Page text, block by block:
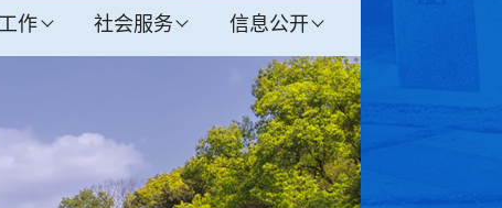
作 社会服务 信息公开